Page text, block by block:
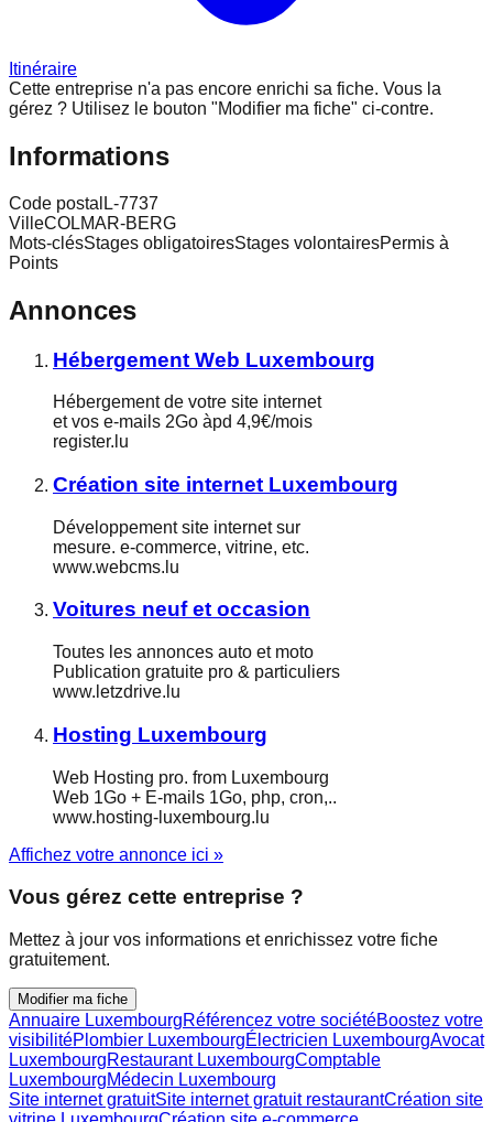
Itinéraire
Cette entreprise n'a pas encore enrichi sa fiche. Vous la
gérez ? Utilisez le bouton "Modifier ma fiche" ci-contre.
Informations
Code postal L-7737
VilleCOLMAR-BERG
Mots-clésStages obligatoiresStages volontairesPermis à
Points
Annonces
Hébergement Web Luxembourg
Hébergement de votre site internet
et vos e-mails 2Go àpd 4,9€/mois
register.lu
Création site internet Luxembourg
Développement site internet sur
mesure. e-commerce, vitrine, etc.
www.webcms.lu
Voitures neuf et occasion
Toutes les annonces auto et moto
Publication gratuite pro & particuliers
www.letzdrive.lu
Hosting Luxembourg
Web Hosting pro. from Luxembourg
Web 1Go + E-mails 1Go, php, cron,..
www.hosting-luxembourg.lu
Affichez votre annonce ici »
Vous gérez cette entreprise ?
Mettez à jour vos informations et enrichissez votre fiche
gratuitement.
Modifier ma fiche
Annuaire LuxembourgRéférencez votre sociétéBoostez votre
visibilitéPlombier LuxembourgÉlectricien LuxembourgAvocat
LuxembourgRestaurant LuxembourgComptable
LuxembourgMédecin Luxembourg
Site internet gratuitSite internet gratuit restaurantCréation site